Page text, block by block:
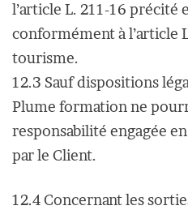
l’article L. 211-16 précité
conformément à l’article
tourisme.
12.3 Sauf dispositions
Plume formation ne
responsabilité engagée
par le Client.
12.4 Concernant les